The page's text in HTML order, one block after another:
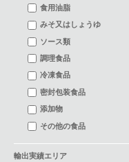
食用油脂
みそ又はしょうゆ
ソース類
調理食品
冷凍食品
密封包装食品
添加物
その他の食品
輸出実績エリア